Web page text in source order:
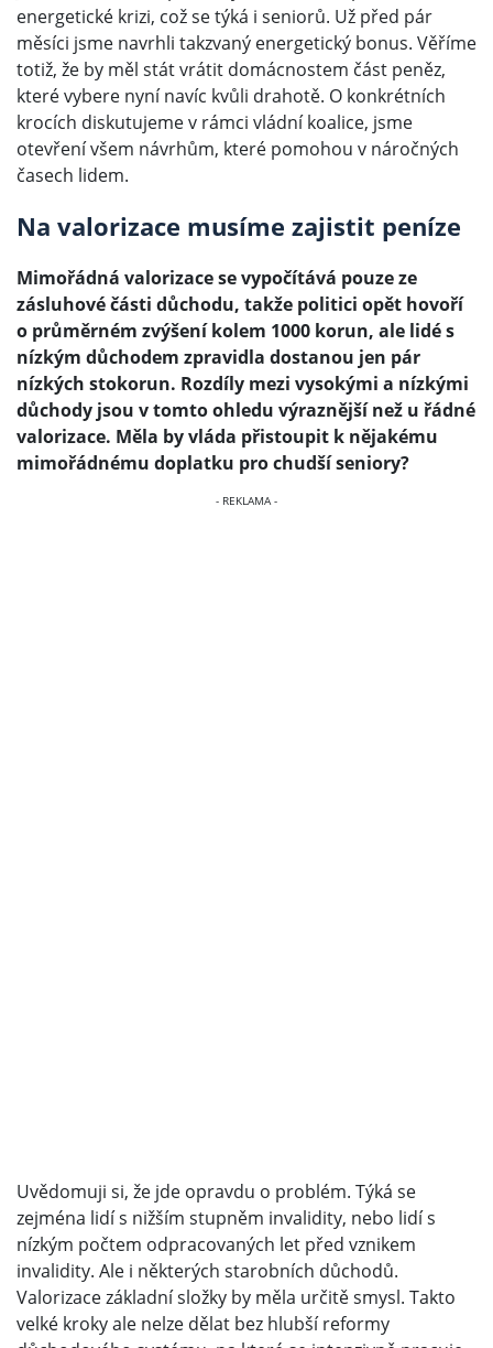
energetické krizi, což se týká i seniorů. Už před pár
měsíci jsme navrhli takzvaný energetický bonus. Věříme
totiž, že by měl stát vrátit domácnostem část peněz,
které vybere nyní navíc kvůli drahotě. O konkrétních
krocích diskutujeme v rámci vládní koalice, jsme
otevření všem návrhům, které pomohou v náročných
časech lidem.
Na valorizace musíme zajistit peníze
Mimořádná valorizace se vypočítává pouze ze
zásluhové části důchodu, takže politici opět hovoří
o průměrném zvýšení kolem 1000 korun, ale lidé s
nízkým důchodem zpravidla dostanou jen pár
nízkých stokorun. Rozdíly mezi vysokými a nízkými
důchody jsou v tomto ohledu výraznější než u řádné
valorizace. Měla by vláda přistoupit k nějakému
mimořádnému doplatku pro chudší seniory?
Uvědomuji si, že jde opravdu o problém. Týká se
zejména lidí s nižším stupněm invalidity, nebo lidí s
nízkým počtem odpracovaných let před vznikem
invalidity. Ale i některých starobních důchodů.
Valorizace základní složky by měla určitě smysl. Takto
velké kroky ale nelze dělat bez hlubší reformy